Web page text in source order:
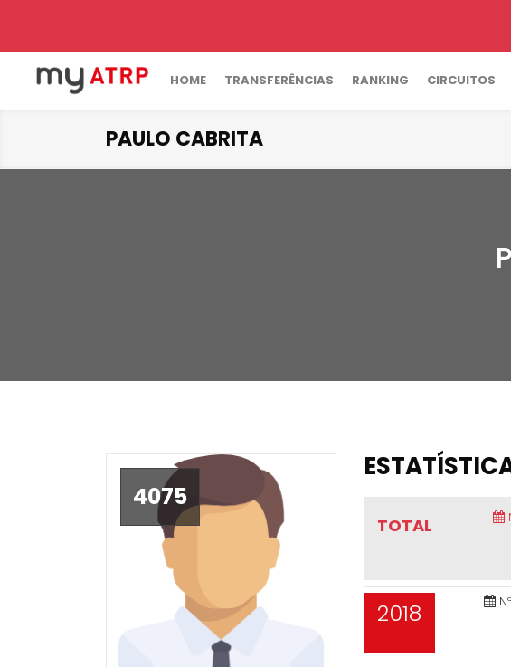
HOME TRANSFERÊNCIAS RANKING CIRCUITOS
PAULO CABRITA
4075
TOTAL
2018